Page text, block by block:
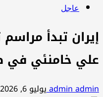
عاجل
إيران تبدأ
علي خامنئي في
admin adminيوليو 6, 2026